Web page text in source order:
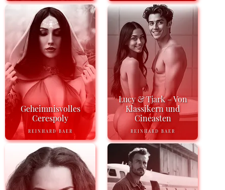
Geheimnisvolles
Cerespoly
REINHARD BAER
Lucy & Tjark – Von
Klassikern und
Cineasten
REINHARD BAER